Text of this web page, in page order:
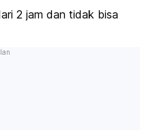
2 jam dan tidak bisa